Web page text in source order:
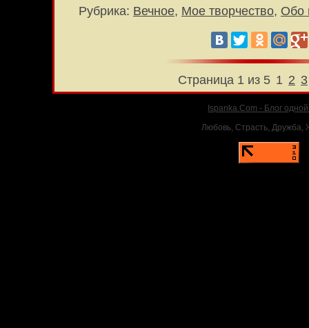
Рубрика: Вечное, Мое творчество, Обо
Страница 1 из 5 1 2 3
Ispanka.Com - Блог
Любовь, Страсть, Дружба,